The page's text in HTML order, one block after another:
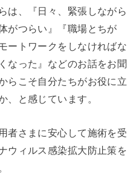
は、『日々、緊張しながら
がつらい』『職場とちが
ートワークをしなければな
なった』などのお話をお聞
らこそ自分たちがお役に立
、と感じています。
者さまに安心して施術を受
ウィルス感染拡大防止策を